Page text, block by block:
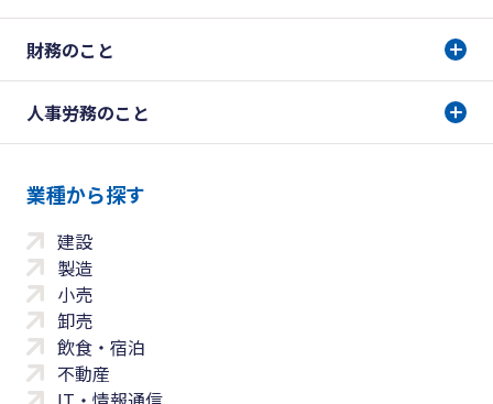
財務のこと
人事労務のこと
業種から探す
建設
製造
小売
卸売
飲食・宿泊
不動産